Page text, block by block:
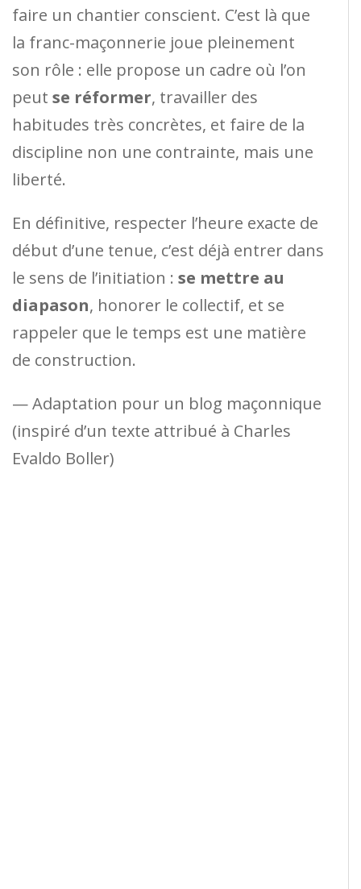
faire un chantier conscient. C’est là que
la franc-maçonnerie joue pleinement
son rôle : elle propose un cadre où l’on
peut se réformer, travailler des
habitudes très concrètes, et faire de la
discipline non une contrainte, mais une
liberté.
En définitive, respecter l’heure exacte de
début d’une tenue, c’est déjà entrer dans
le sens de l’initiation : se mettre au
diapason, honorer le collectif, et se
rappeler que le temps est une matière
de construction.
— Adaptation pour un blog maçonnique
(inspiré d’un texte attribué à Charles
Evaldo Boller)